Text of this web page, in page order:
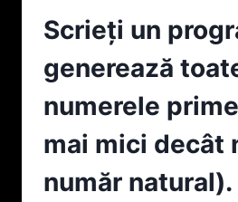
UNOR
PERSOANE,
O
LINIE
PENTRU
FIECARE
PERSOANĂ.
ŞTIIND
CĂ
Scrieți un
generează
numerele
mai mici decât
număr natural).